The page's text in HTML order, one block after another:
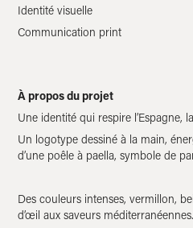
Identité visuelle
Communication print
À propos du projet
Une identité qui respire l’Espagne,
Un logotype dessiné à la main,
d’une poêleà paella, symbole de
Des couleurs intenses, vermillon,
d’œilaux saveurs méditerranéennes.